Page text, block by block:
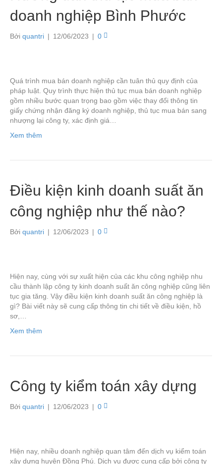
doanh nghiệp Bình Phước
Bởi quantri | 12/06/2023 | 0
Quá trình mua bán doanh nghiệp cần tuân thủ quy định của
pháp luật. Quy trình thực hiện thủ tục mua bán doanh nghiệp
gồm nhiều bước quan trọng bao gồm việc thay đổi thông tin
giấy chứng nhận đăng ký doanh nghiệp, thủ tục mua bán sang
nhượng lại công ty, xác định giá…
Xem thêm
Điều kiện kinh doanh suất ăn
công nghiệp như thế nào?
Bởi quantri | 12/06/2023 | 0
Hiện nay, cùng với sự xuất hiện của các khu công nghiệp nhu
cầu thành lập công ty kinh doanh suất ăn công nghiệp cũng liên
tục gia tăng. Vậy điều kiện kinh doanh suất ăn công nghiệp là
gì? Bài viết này sẽ cung cấp thông tin chi tiết về điều kiện, hồ
sơ,…
Xem thêm
Công ty kiểm toán xây dựng
Bởi quantri | 12/06/2023 | 0
Hiện nay, nhiều doanh nghiệp quan tâm đến dịch vụ kiểm toán
xây dựng huyện Đồng Phú. Dịch vụ được cung cấp bởi công ty